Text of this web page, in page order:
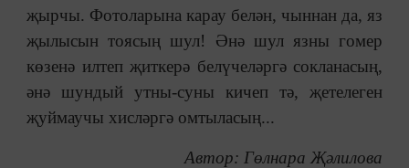
җырчы. Фотоларына карау белән, чыннан да, яз
җылысын тоясың шул! Әнә шул язны гомер
көзенә илтеп җиткерә белүчеләргә сокланасың,
әнә шундый утны-суны кичеп тә, җетелеген
җуймаучы хисләргә омтыласың...
Автор: Гөлнара Җәлилова